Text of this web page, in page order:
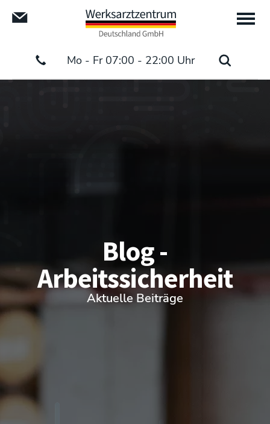
Mo - Fr 07:00 - 22:00 Uhr
Blog -
Arbeitssicherheit
Aktuelle Beiträge